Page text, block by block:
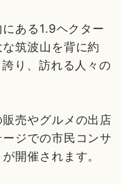
にある1.9ヘクター
筑波山を背に約
り、訪れる人々の
売やグルメの出店
ジでの市民コンサ
開催されます。